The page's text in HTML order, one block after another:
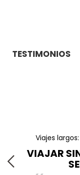
TESTIMONIOS
¿Cuáles son
La